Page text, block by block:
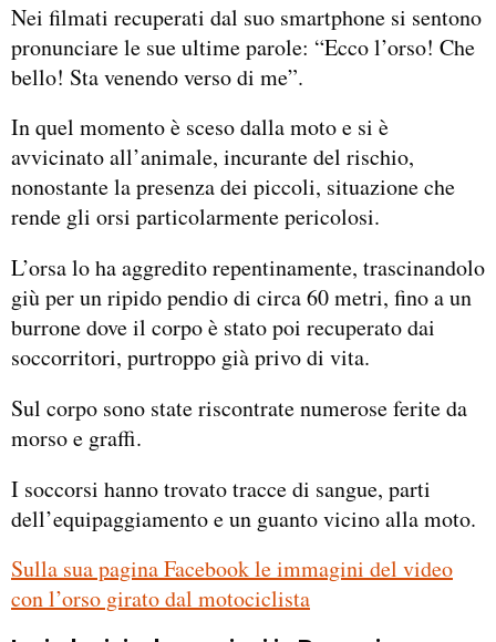
Nei filmati recuperati dal suo smartphone si sentono
pronunciare le sue ultime parole: “Ecco l’orso! Che
bello! Sta venendo verso di me”.
In quel momento è sceso dalla moto e si è
avvicinato all’animale, incurante del rischio,
nonostante la presenza dei piccoli, situazione che
rende gli orsi particolarmente pericolosi.
L’orsa lo ha aggredito repentinamente, trascinandolo
giù per un ripido pendio di circa 60 metri, fino a un
burrone dove il corpo è stato poi recuperato dai
soccorritori, purtroppo già privo di vita.
Sul corpo sono state riscontrate numerose ferite da
morso e graffi.
I soccorsi hanno trovato tracce di sangue, parti
dell’equipaggiamento e un guanto vicino alla moto.
Sulla sua pagina Facebook le immagini del video
con l’orso girato dal motociclista